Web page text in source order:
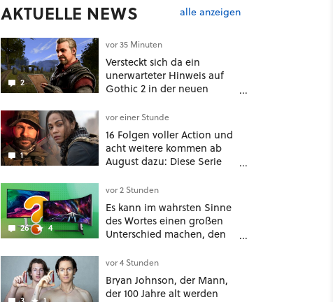
AKTUELLE NEWS alle anzeigen
2
vor 35 Minuten
Versteckt sich da ein
unerwarteter Hinweis auf
Gothic 2 in der neuen
Remake?
1
vor einer Stunde
16 Folgen voller Action und
acht weitere kommen ab
August dazu: Diese Serie
kommenden Call-of-Duty-
Film
26 4
vor 2 Stunden
Es kann im wahrsten Sinne
des Wortes einen großen
Unterschied machen, den
sollte: Mit welchem
Seitenverhältnis seid ihr
unterwegs?
vor 4 Stunden
Bryan Johnson, der Mann,
der 100 Jahre alt werden